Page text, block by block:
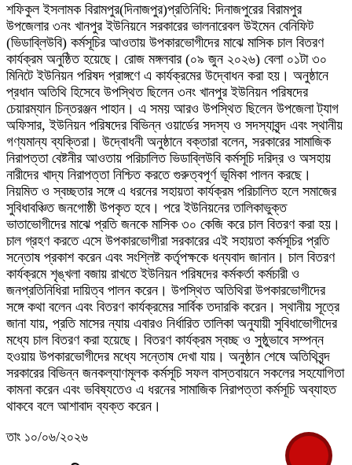
শফিকুল ইসলামক বিরামপুর(দিনাজপুর)প্রতিনিধি: দিনাজপুরের বিরামপুর
উপজেলার ৩নং খানপুর ইউনিয়নে সরকারের ভালনারেবল উইমেন বেনিফিট
(ভিডাব্লিউবি) কর্মসূচির আওতায় উপকারভোগীদের মাঝে মাসিক চাল বিতরণ
কার্যক্রম অনুষ্ঠিত হয়েছে। রোজ মঙ্গলবার ‎(০৯ জুন ২০২৬) বেলা ০১টা ৩০
মিনিটে ইউনিয়ন পরিষদ প্রাঙ্গণে এ কার্যক্রমের উদ্বোধন করা হয়। অনুষ্ঠানে
প্রধান অতিথি হিসেবে উপস্থিত ছিলেন ৩নং খানপুর ইউনিয়ন পরিষদের
চেয়ারম্যান চিন্তরঞ্জন পাহান। এ সময় আরও উপস্থিত ছিলেন উপজেলা ট্যাগ
অফিসার, ইউনিয়ন পরিষদের বিভিন্ন ওয়ার্ডের সদস্য ও সদস্যাবৃন্দ এবং স্থানীয়
গণ্যমান্য ব্যক্তিরা। উদ্বোধনী অনুষ্ঠানে বক্তারা বলেন, সরকারের সামাজিক
নিরাপত্তা বেষ্টনীর আওতায় পরিচালিত ভিডাব্লিউবি কর্মসূচি দরিদ্র ও অসহায়
নারীদের খাদ্য নিরাপত্তা নিশ্চিত করতে গুরুত্বপূর্ণ ভূমিকা পালন করছে।
নিয়মিত ও স্বচ্ছতার সঙ্গে এ ধরনের সহায়তা কার্যক্রম পরিচালিত হলে সমাজের
সুবিধাবঞ্চিত জনগোষ্ঠী উপকৃত হবে। পরে ইউনিয়নের তালিকাভুক্ত
ভাতাভোগীদের মাঝে প্রতি জনকে মাসিক ৩০ কেজি করে চাল বিতরণ করা হয়।
চাল গ্রহণ করতে এসে উপকারভোগীরা সরকারের এই সহায়তা কর্মসূচির প্রতি
সন্তোষ প্রকাশ করেন এবং সংশ্লিষ্ট কর্তৃপক্ষকে ধন্যবাদ জানান। চাল বিতরণ
কার্যক্রমে শৃঙ্খলা বজায় রাখতে ইউনিয়ন পরিষদের কর্মকর্তা কর্মচারী ও
জনপ্রতিনিধিরা দায়িত্ব পালন করেন। উপস্থিত অতিথিরা উপকারভোগীদের
সঙ্গে কথা বলেন এবং বিতরণ কার্যক্রমের সার্বিক তদারকি করেন। স্থানীয় সূত্রে
জানা যায়, প্রতি মাসের ন্যায় এবারও নির্ধারিত তালিকা অনুযায়ী সুবিধাভোগীদের
মধ্যে চাল বিতরণ করা হয়েছে। বিতরণ কার্যক্রম স্বচ্ছ ও সুষ্ঠুভাবে সম্পন্ন
হওয়ায় উপকারভোগীদের মধ্যে সন্তোষ দেখা যায়। অনুষ্ঠান শেষে অতিথিবৃন্দ
সরকারের বিভিন্ন জনকল্যাণমূলক কর্মসূচি সফল বাস্তবায়নে সকলের সহযোগিতা
কামনা করেন এবং ভবিষ্যতেও এ ধরনের সামাজিক নিরাপত্তা কর্মসূচি অব্যাহত
থাকবে বলে আশাবাদ ব্যক্ত করেন।‎
তাং ১০/০৬/২০২৬